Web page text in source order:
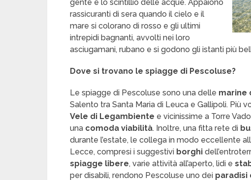
gente e lo scintillio delle acque. Appaiono
rassicuranti di sera quando il cielo e il
mare si colorano di rosso e gli ultimi
intrepidi bagnanti, avvolti nei loro
asciugamani, rubano e si godono gli istanti più
Dove si trovano le spiagge di Pescoluse?
Le spiagge di Pescoluse sono una delle marine
Salento tra Santa Maria di Leuca e Gallipoli. Più
Vele di Legambiente e vicinissime a Torre
una comoda viabilità. Inoltre, una fitta rete di
durante l’estate, le collega in modo eccellente
Lecce, compresi i suggestivi borghi
spiagge libere, varie attività all’aperto, lidi e
per disabili, rendono Pescoluse uno dei paradisi